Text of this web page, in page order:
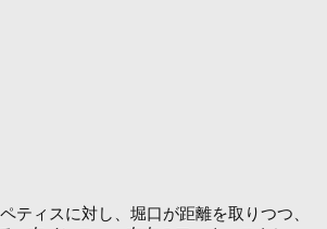
ティスに対し、堀口が距離を取りつつ、